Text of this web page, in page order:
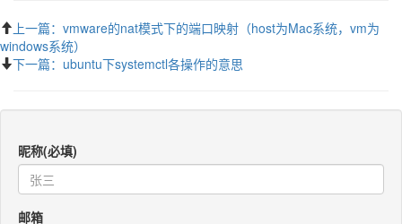
上一篇：vmware的nat模式下的端口映射（host为Mac系统，vm为
windows系统）
下一篇：ubuntu下systemctl各操作的意思
昵称(必填)
邮箱